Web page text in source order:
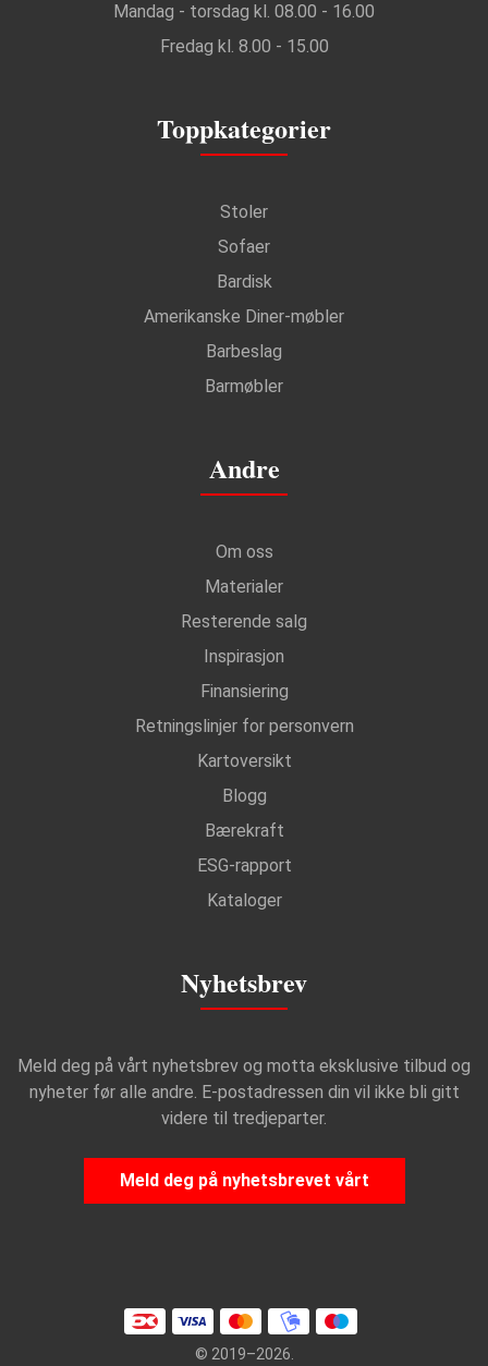
Mandag - torsdag kl. 08.00 - 16.00
Fredag kl. 8.00 - 15.00
Toppkategorier
Stoler
Sofaer
Bardisk
Amerikanske Diner-møbler
Barbeslag
Barmøbler
Andre
Om oss
Materialer
Resterende salg
Inspirasjon
Finansiering
Retningslinjer for personvern
Kartoversikt
Blogg
Bærekraft
ESG-rapport
Kataloger
Nyhetsbrev
Meld deg på vårt nyhetsbrev og motta eksklusive tilbud og
nyheter før alle andre. E-postadressen din vil ikke bli gitt
videre til tredjeparter.
Meld deg på nyhetsbrevet vårt
© 2019–2026.